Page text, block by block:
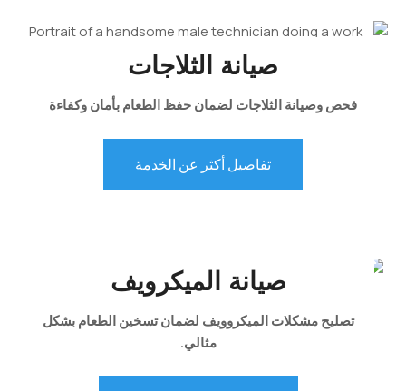
صيانة الثلاجات
فحص وصيانة الثلاجات لضمان حفظ الطعام بأمان وكفاءة
تفاصيل أكثر عن الخدمة
صيانة الميكرويف
تصليح مشكلات الميكروويف لضمان تسخين الطعام بشكل
مثالي.